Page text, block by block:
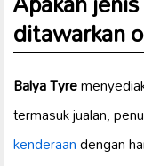
ditawarkan
Balya Tyre
termasuk jualan,
kenderaandengan